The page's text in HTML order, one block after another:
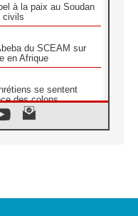
à la paix au Soudan
civils
du SCEAM sur
en Afrique
se sentent
des colons
de Notre Dame du